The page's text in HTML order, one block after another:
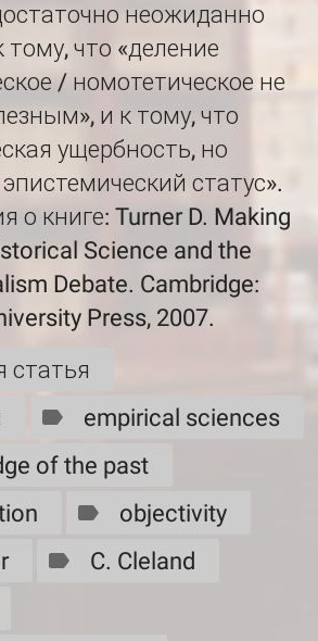
неожиданно
что «деление
/ номотетическое не
и к тому, что
ущербность, но
статус».
о книге: Turner D. Making
Science and the
Debate. Cambridge:
Press, 2007.
статья
empirical sciences
of the past
objectivity
C. Cleland